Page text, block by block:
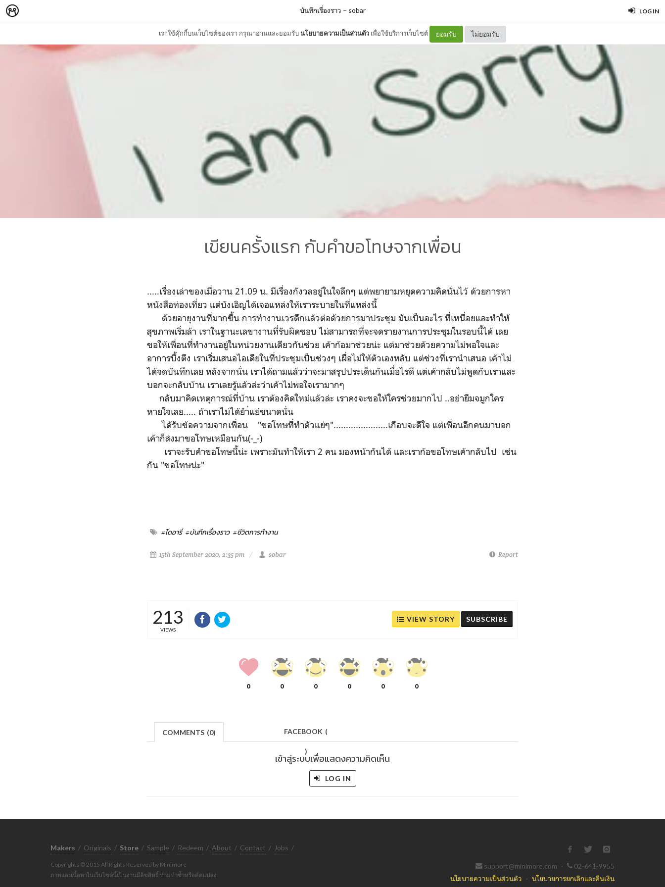
LOG IN
เราใช้คุ๊กกี้บนเว็บไซต์ของเรา กรุณาอ่านและยอมรับนโยบายความเป็นส่วนตัว เพื่อใช้บริการเว็บไซต์ ยอมรับ ไม่ยอมรับ
บันทึกเรื่องราว – sobar
เขียนครั้งแรก กับคำขอโทษจากเพื่อน
.....เรื่องเล่าของเมื่อวาน 21.09 น. มีเรื่องกังวลอยู่ในใจลึกๆ แต่พยายามหยุดความคิิดนั่นไว้ ด้วยการหา
หนังสือท่องเที่ยว แต่บังเอิญได้เจอแหล่งให้เราระบายในที่แหล่งนี้
ด้วยอายุงานที่มากขึ้น การทำงานเวรดึกแล้วต่อด้วยการมาประชุม มันเป็นอะไร ที่เหนื่อยและทำให้
สุขภาพเริ่มล้า เราในฐานะเลขางานที่รับผิดชอบ ไม่สามารถที่จะจดรายงานการประชุมในรอบนี้ได้ เลย
ขอให้เพื่อนที่ทำงานอยู่ในหน่วยงานเดียวกันช่วย เค้าก้อมาช่วยน่ะ แต่มาช่วยด้วยความไม่พอใจและ
อาการบึ้งตึง เราเริ่มเสนอไอเดียในที่ประชุมเป็นช่วงๆ เผื่อไม่ให้ตัวเองหลับ แต่ช่วงที่เรานำเสนอ เค้าไม่
ได้จดบันทึกเลย หลังจากนั่น เราได้ถามแล้วว่าจะมาสรุปประเด็นกันเมื่อไรดี แต่เค้ากลับไม่พูดกับเราและ
บอกจะกลับบ้าน เราเลยรู้แล้วล่ะว่าเค้าไม่พอใจเรามากๆ
กลับมาคิดเหตุการณ์ที่บ้าน เราต้องคิดใหม่แล้วล่ะ เราคงจะขอให้ใครช่วยมากไป ..อย่ายืมจมูกใคร
หายใจเลย..... ถ้าเราไม่ได้ยำ่แย่ขนาดนั่น
ได้รับข้อความจากเพื่อน "ขอโทษที่ทำตัวแย่ๆ"......................เกือบจะดีใจ แต่เพื่อนอีกคนมาบอก
เค้าก็ส่งมาขอโทษเหมือนกัน(-_-)
เราจะรับคำขอโทษนี้น่ะ เพราะมันทำให้เรา 2 คน มองหน้ากันได้ และเราก้อขอโทษเค้ากลับไป เช่น
กัน "ขอโทษน่ะ"
#ไดอารี่ #บันทึกเรื่องราว #ชีวิตการทำงาน
15th September 2020, 2:35 pm sobar Report
213
VIEWS
VIEW STORY SUBSCRIBE
0 0 0 0 0 0
COMMENTS (0) FACEBOOK (
)
เข้าสู่ระบบเพื่อแสดงความคิดเห็น
LOG IN
Makers / Originals / Store / Sample / Redeem / About / Contact / Jobs /
Copyrights © 2015 All Rights Reserved by Minimore
ภาพและเนื้อหาในเว็บไซต์นี้เป็นงานมีลิขสิทธิ์ ห้ามทำซ้ำหรือดัดแปลง
support@minimore.com ·
02-641-9955
นโยบายความเป็นส่วนตัว · นโยบายการยกเลิกและคืนเงิน